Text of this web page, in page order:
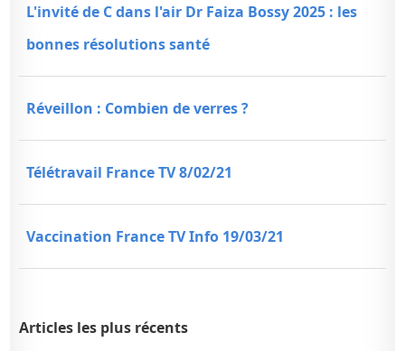
L'invité de C dans l'air Dr Faiza Bossy 2025 : les
bonnes résolutions santé
Réveillon : Combien de verres ?
Télétravail France TV 8/02/21
Vaccination France TV Info 19/03/21
Articles les plus récents